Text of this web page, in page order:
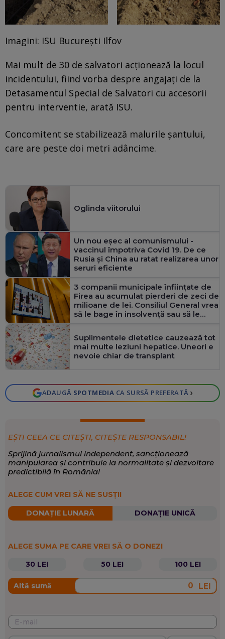
Imagini: ISU Bucureşti Ilfov
Mai mult de 30 de salvatori acționează la locul
incidentului, fiind vorba despre angajaţi de la
Detasamentul Special de Salvatori cu accesorii
pentru interventie, arată ISU.
Concomitent se stabilizează malurile şantului,
care are peste doi metri adâncime.
Oglinda viitorului
Un nou eșec al comunismului -
vaccinul împotriva Covid 19. De ce
Rusia și China au ratat realizarea unor
seruri eficiente
3 companii municipale înființate de
Firea au acumulat pierderi de zeci de
milioane de lei. Consiliul General vrea
să le bage în insolvență sau să le
Suplimentele dietetice cauzează tot
mai multe leziuni hepatice. Uneori e
nevoie chiar de transplant
ADAUGĂ SPOTMEDIA CA SURSĂ PREFERATĂ ›
EȘTI CEEA CE CITEȘTI, CITEȘTE RESPONSABIL!
Sprijină jurnalismul independent, sancționează
manipularea și contribuie la normalitate și dezvoltare
predictibilă în România!
ALEGE CUM VREI SĂ NE SUSȚII
DONAȚIE LUNARĂ DONAȚIE UNICĂ
ALEGE SUMA PE CARE VREI SĂ O DONEZI
30 LEI
50 LEI 100 LEI
Altă sumă LEI